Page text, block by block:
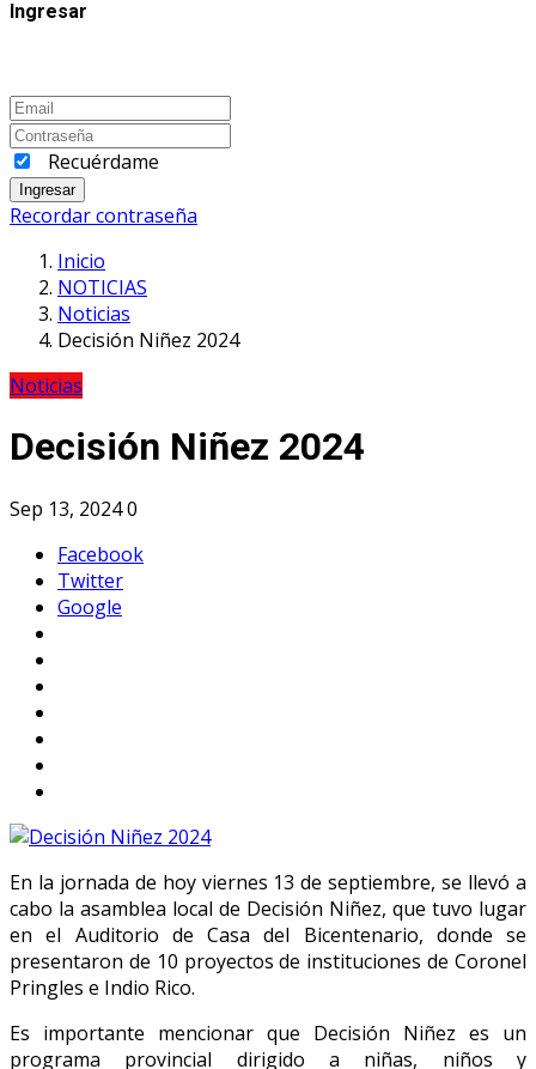
Ingresar
Recuérdame
Ingresar
Recordar contraseña
Inicio
NOTICIAS
Noticias
Decisión Niñez 2024
Noticias
Decisión Niñez 2024
Sep 13, 20240
Facebook
Twitter
Google
En la jornada de hoy viernes 13 de septiembre, se llevó a
cabo la asamblea local de Decisión Niñez, que tuvo lugar
en el Auditorio de Casa del Bicentenario, donde se
presentaron de 10 proyectos de instituciones de Coronel
Pringles e Indio Rico.
Es importante mencionar que Decisión Niñez es un
programa provincial dirigido a niñas, niños y